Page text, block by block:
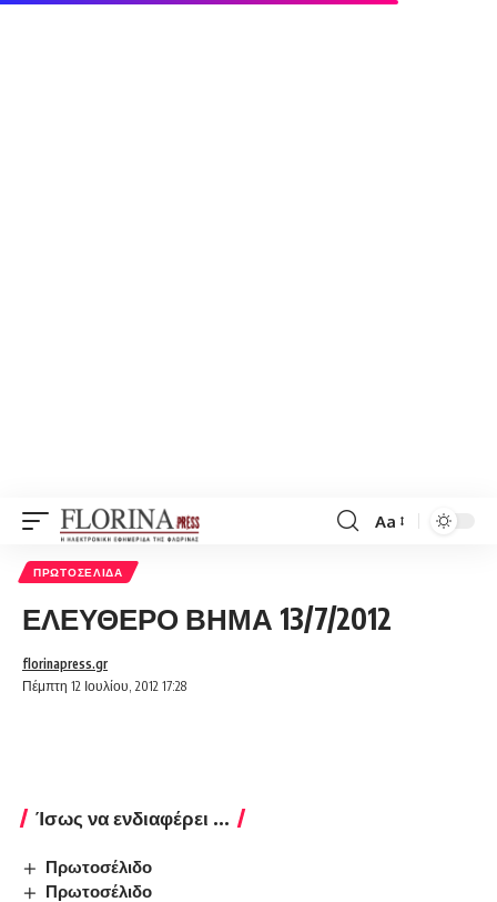
Font
Aa
ΠΡΩΤΟΣΈΛΙΔΑ
ΕΛΕΥΘΕΡΟ ΒΗΜΑ 13/7/2012
Πέμπτη 12 Ιουλίου, 2012 17:28
florinapress.gr
Ίσως να ενδιαφέρει ...
Πρωτοσέλιδο
Πρωτοσέλιδο